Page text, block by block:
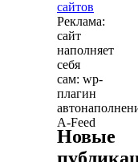
Нет
заголовка
29.10.2025
Нет
заголовка
29.10.2025
Реклама:
сайт
наполняет
себя
сам: wp-
плагин
A-Feed
Новые